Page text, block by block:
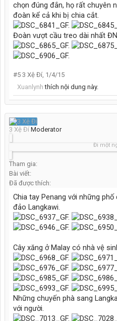
chọn đúng đắn, họ rất chuyên
đoàn kể cả khi bị chia cắt.
Đoàn vượt cầu treo dài nhất
#5 3 Xệ Đí, 1/4/15
Xuanlynh thích nội dung này.
3 Xệ Đí Moderator
Đi một
Tham gia:
Bài viết:
Đã được thích:
Chia tay Penang với những
đảo Langkawi.
Cây xăng ở Malay có nhà vệ
Những chuyến phà sang
với người.